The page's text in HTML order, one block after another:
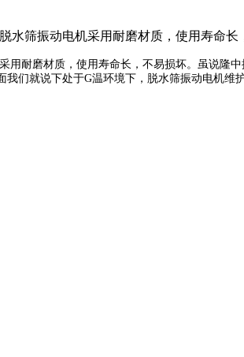
筛振动电机采用耐磨材质，使用寿命长
耐磨材质，使用寿命长，不易损坏。虽说隆
们就说下处于G温环境下，脱水筛振动电机维